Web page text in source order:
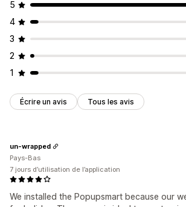
5
4
3
2
1
Écrire un avis Tous les avis
We installed the Popupsmart because our
un-wrapped
Pays-Bas
7 jours d’utilisation de l’application